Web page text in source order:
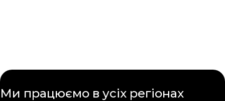
Ми працюємо в усіх регіонах